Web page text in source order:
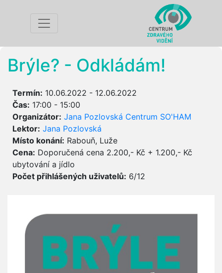
Brýle? - Odkládám!
Termín: 10.06.2022 - 12.06.2022
Čas: 17:00 - 15:00
Organizátor: Jana Pozlovská Centrum SO'HAM
Lektor: Jana Pozlovská
Místo konání: Rabouň, Luže
Cena: Doporučená cena 2.200,- Kč + 1.200,- Kč
ubytování a jídlo
Počet přihlášených uživatelů: 6/12